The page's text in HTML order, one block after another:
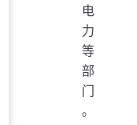
电
力
等
部
门
。